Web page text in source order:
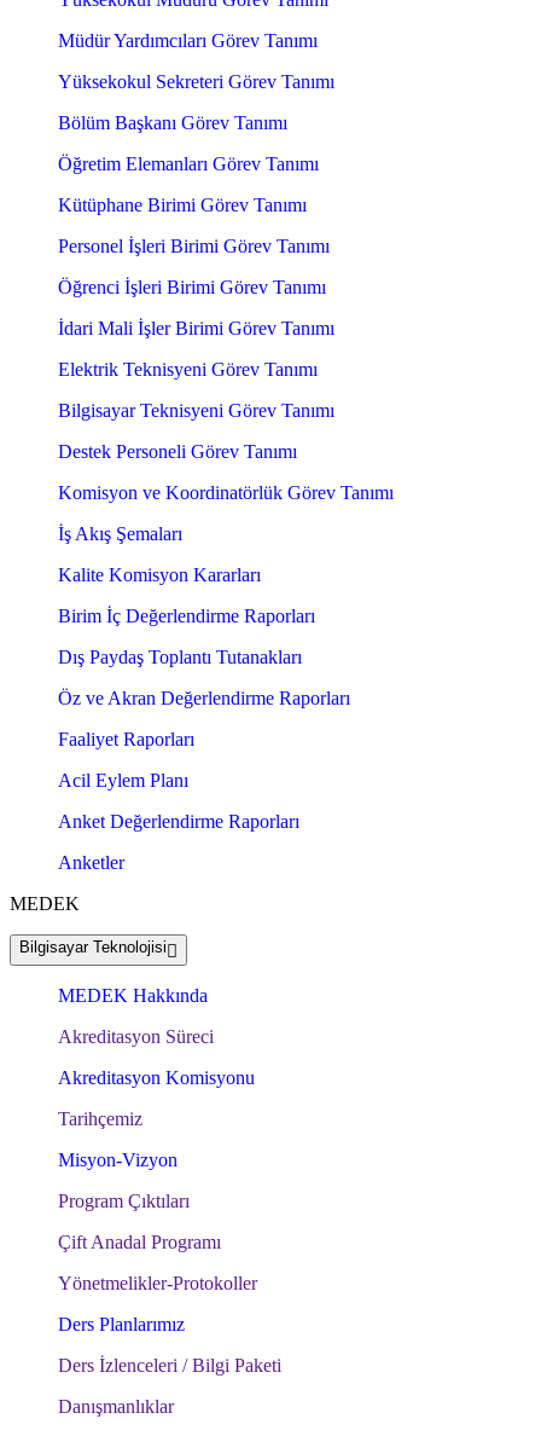
Müdür Yardımcıları Görev Tanımı
Yüksekokul Sekreteri Görev Tanımı
Bölüm Başkanı Görev Tanımı
Öğretim Elemanları Görev Tanımı
Kütüphane Birimi Görev Tanımı
Personel İşleri Birimi Görev Tanımı
Öğrenci İşleri Birimi Görev Tanımı
İdari Mali İşler Birimi Görev Tanımı
Elektrik Teknisyeni Görev Tanımı
Bilgisayar Teknisyeni Görev Tanımı
Destek Personeli Görev Tanımı
Komisyon ve Koordinatörlük Görev Tanımı
İş Akış Şemaları
Kalite Komisyon Kararları
Birim İç Değerlendirme Raporları
Dış Paydaş Toplantı Tutanakları
Öz ve Akran Değerlendirme Raporları
Faaliyet Raporları
Acil Eylem Planı
Anket Değerlendirme Raporları
Anketler
MEDEK
Bilgisayar Teknolojisi
MEDEK Hakkında
Akreditasyon Süreci
Akreditasyon Komisyonu
Tarihçemiz
Misyon-Vizyon
Program Çıktıları
Çift Anadal Programı
Yönetmelikler-Protokoller
Ders Planlarımız
Ders İzlenceleri / Bilgi Paketi
Danışmanlıklar